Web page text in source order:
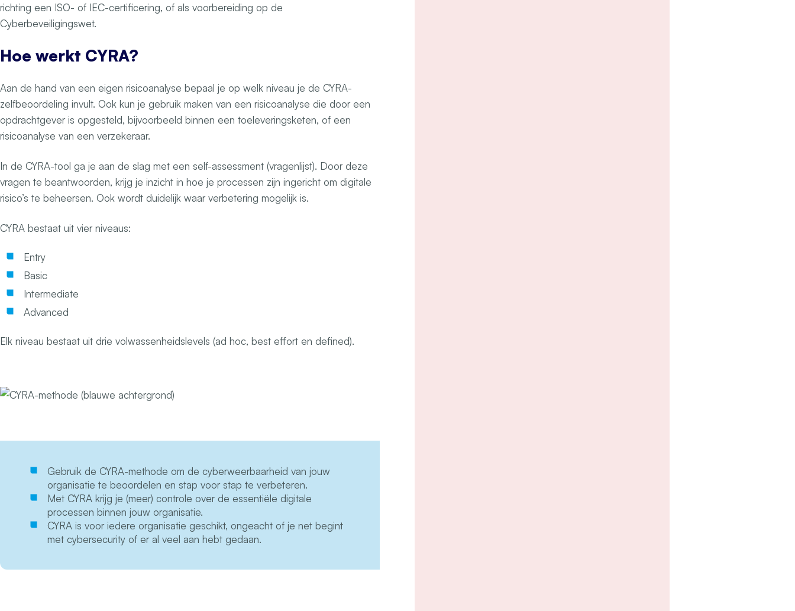
richting een ISO- of IEC-certificering, of als voorbereiding op de
Cyberbeveiligingswet.
Hoe werkt CYRA?
Aan de hand van een eigen risicoanalyse bepaal je op welk niveau je de CYRA-
zelfbeoordeling invult. Ook kun je gebruik maken van een risicoanalyse die door een
opdrachtgever is opgesteld, bijvoorbeeld binnen een toeleveringsketen, of een
risicoanalyse van een verzekeraar.
In de CYRA-tool ga je aan de slag met een self-assessment (vragenlijst). Door deze
vragen te beantwoorden, krijg je inzicht in hoe je processen zijn ingericht om digitale
risico’s te beheersen. Ook wordt duidelijk waar verbetering mogelijk is.
CYRA bestaat uit vier niveaus:
Entry
Basic
Intermediate
Advanced
Elk niveau bestaat uit drie volwassenheidslevels (ad hoc, best effort en defined).
Gebruik de CYRA-methode om de cyberweerbaarheid van jouw
organisatie te beoordelen en stap voor stap te verbeteren.
Met CYRA krijg je (meer) controle over de essentiële digitale
processen binnen jouw organisatie.
CYRA is voor iedere organisatie geschikt, ongeacht of je net begint
met cybersecurity of er al veel aan hebt gedaan.